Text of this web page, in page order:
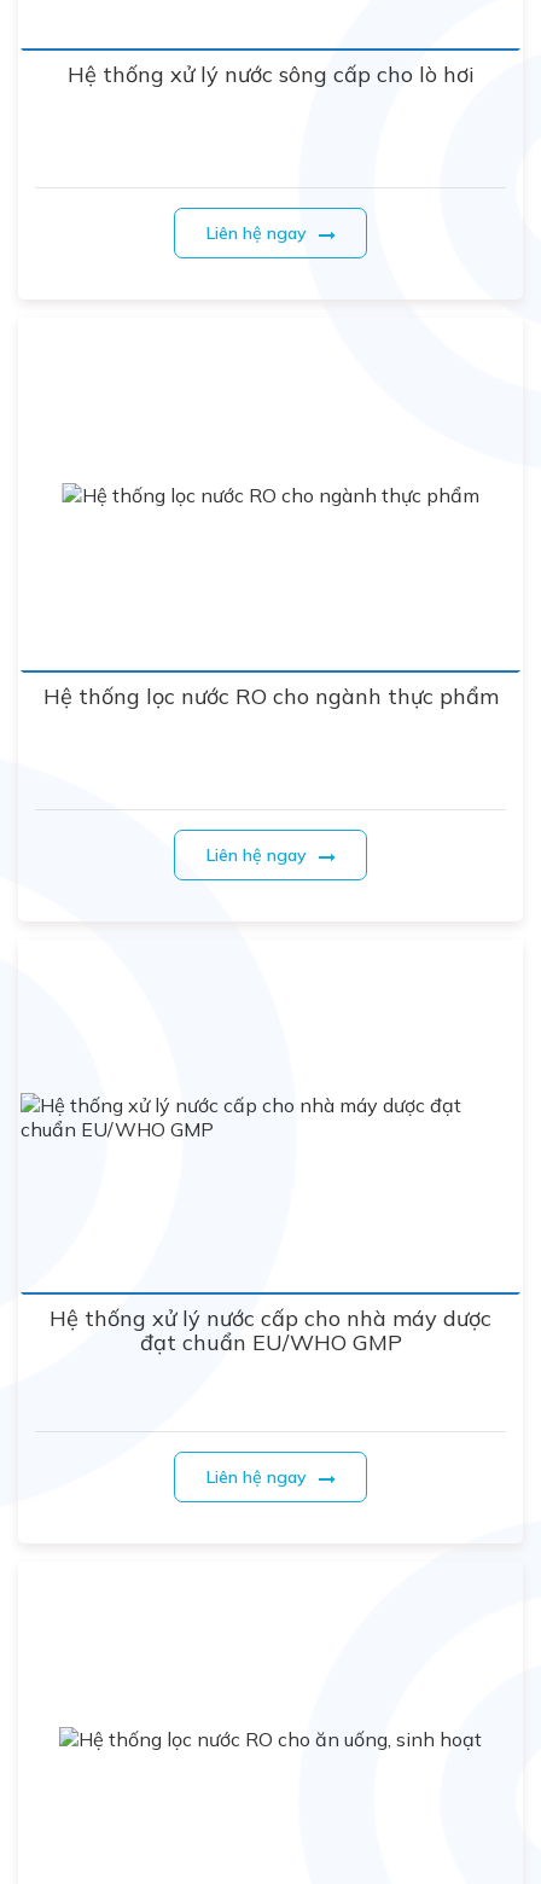
Hệ thống xử lý nước sông cấp cho lò hơi
Liên hệ ngay
Hệ thống lọc nước RO cho ngành thực phẩm
Liên hệ ngay
Hệ thống xử lý nước cấp cho nhà máy dược
đạt chuẩn EU/WHO GMP
Liên hệ ngay